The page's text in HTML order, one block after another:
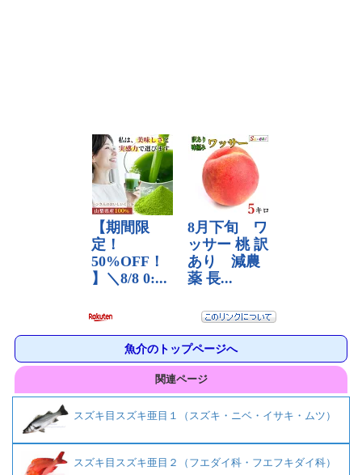
魚介のトップページへ
関連ページ
スズキ目スズキ亜目１（スズキ・ニベ・イサキ・ムツ）
スズキ目スズキ亜目２（フエダイ科・フエフキダイ科）